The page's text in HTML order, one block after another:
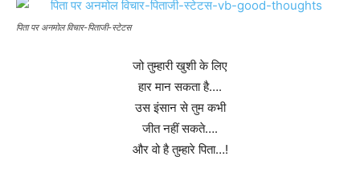
पिता पर अनमोल विचार-पिताजी-स्टेटस
जो तुम्हारी खुशी के लिए
हार मान सकता है….
उस इंसान से तुम कभी
जीत नहीं सकते….
और वो है तुम्हारे पिता…!